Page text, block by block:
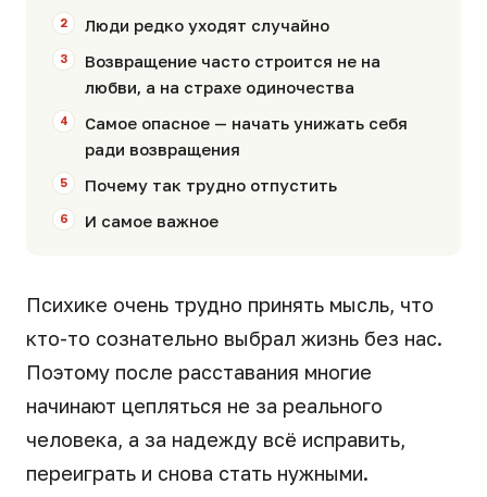
Люди редко уходят случайно
Возвращение часто строится не на
любви, а на страхе одиночества
Самое опасное — начать унижать себя
ради возвращения
Почему так трудно отпустить
И самое важное
Психике очень трудно принять мысль, что
кто-то сознательно выбрал жизнь без нас.
Поэтому после расставания многие
начинают цепляться не за реального
человека, а за надежду всё исправить,
переиграть и снова стать нужными.